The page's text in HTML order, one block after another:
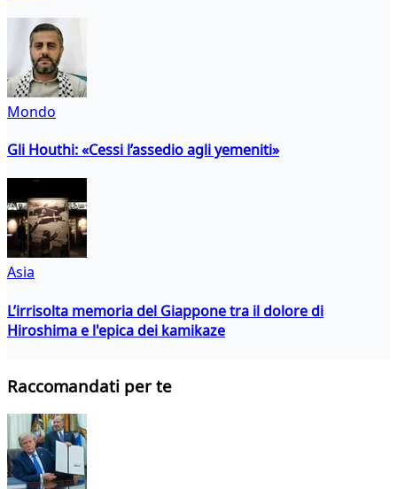
Mondo
Gli Houthi: «Cessi l’assedio agli yemeniti»
Asia
L’irrisolta memoria del Giappone tra il dolore di
Hiroshima e l'epica dei kamikaze
Raccomandati per te